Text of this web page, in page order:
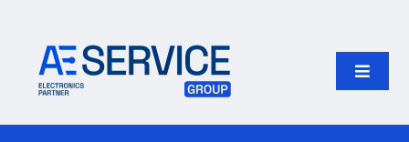
contenu
Toggle
Accueil